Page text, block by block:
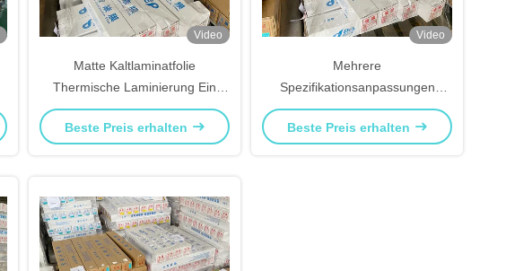
Video
Matte Kaltlaminatfolie
Thermische Laminierung Ein
starker Hersteller
Beste Preis erhalten
Video
Mehrere
Spezifikationsanpassungen
Endlos-Kaltlaminierfolie
Beste Preis erhalten